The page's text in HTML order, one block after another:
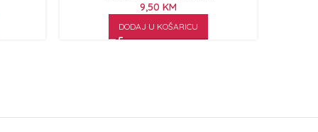
9,50 KM
DODAJ U KOŠARICU